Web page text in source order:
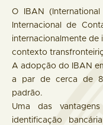
O IBAN
Internacional de
internacionalmente de
contexto
A adopção do IBAN
a par de cerca de
padrão.
Uma das
identificação